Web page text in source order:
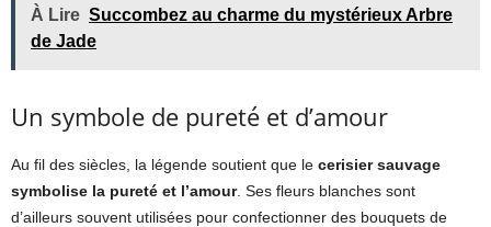
À Lire Succombez au charme du mystérieux Arbre
de Jade
Un symbole de pureté et d’amour
Au fil des siècles, la légende soutient que le cerisier sauvage
symbolise la pureté et l’amour. Ses fleurs blanches sont
d’ailleurs souvent utilisées pour confectionner des bouquets de